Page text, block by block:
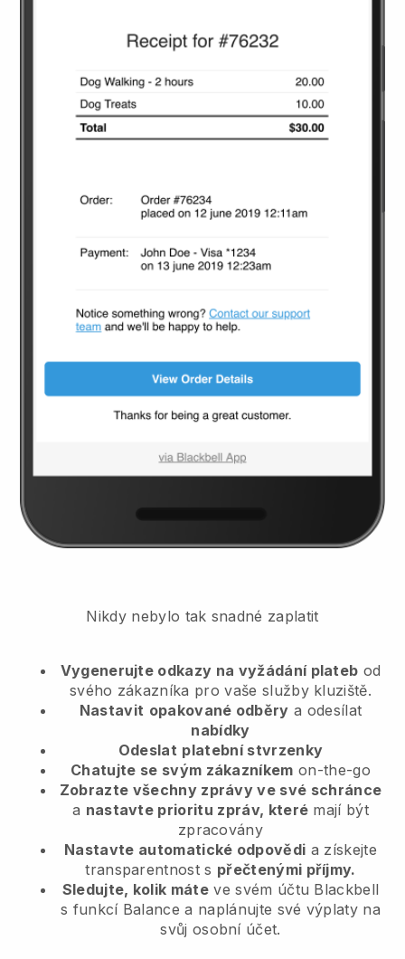
Nikdy nebylo tak snadné zaplatit
Vygenerujte odkazy na vyžádání plateb od
svého zákazníka pro vaše služby kluziště.
Nastavit opakované odběry a odesílat
nabídky
Odeslat platební stvrzenky
Chatujte se svým zákazníkem on-the-go
Zobrazte všechny zprávy ve své schránce
a nastavte prioritu zpráv, které mají být
zpracovány
Nastavte automatické odpovědi a získejte
transparentnost s přečtenými příjmy.
Sledujte, kolik máte ve svém účtu Blackbell
s funkcí Balance a naplánujte své výplaty na
svůj osobní účet.